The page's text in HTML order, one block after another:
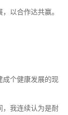
以合作达共赢。
个健康发展的现
，我连续认为是耐